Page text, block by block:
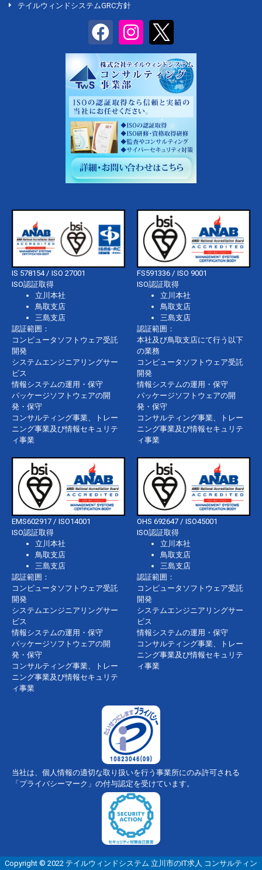
テイルウィンドシステムGRC方針
IS 578154 / ISO 27001
ISO認証取得
立川本社
鳥取支店
三島支店
認証範囲：
コンピュータソフトウェア受託
開発
システムエンジニアリングサー
ビス
情報システムの運用・保守
パッケージソフトウェアの開
発・保守
コンサルティング事業、トレー
ニング事業及び情報セキュリテ
ィ事業
FS591336 / ISO 9001
ISO認証取得
立川本社
鳥取支店
三島支店
認証範囲：
本社及び鳥取支店にて行う以下
の業務
コンピュータソフトウェア受託
開発
情報システムの運用・保守
パッケージソフトウェアの開
発・保守
コンサルティング事業、トレー
ニング事業及び情報セキュリテ
ィ事業
EMS602917 / ISO14001
ISO認証取得
立川本社
鳥取支店
三島支店
認証範囲：
コンピュータソフトウェア受託
開発
システムエンジニアリングサー
ビス
情報システムの運用・保守
パッケージソフトウェアの開
発・保守
コンサルティング事業、トレー
ニング事業及び情報セキュリテ
ィ事業
OHS 692647 / ISO45001
ISO認証取得
立川本社
鳥取支店
三島支店
認証範囲：
コンピュータソフトウェア受託
開発
システムエンジニアリングサー
ビス
情報システムの運用・保守
コンサルティング事業、トレー
ニング事業及び情報セキュリテ
ィ事業
当社は、個人情報の適切な取り扱いを行う事業所にのみ許可される
「プライバシーマーク」の付与認定を受けています。
Copyright © 2022 テイルウィンドシステム 立川市のIT求人 コンサルティン